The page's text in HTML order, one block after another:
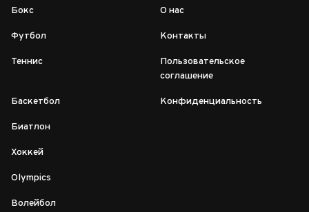
Бокс
Футбол
Теннис
Баскетбол
Биатлон
Хоккей
Olympics
Волейбол
О нас
Контакты
Пользовательское
соглашение
Конфиденциальность